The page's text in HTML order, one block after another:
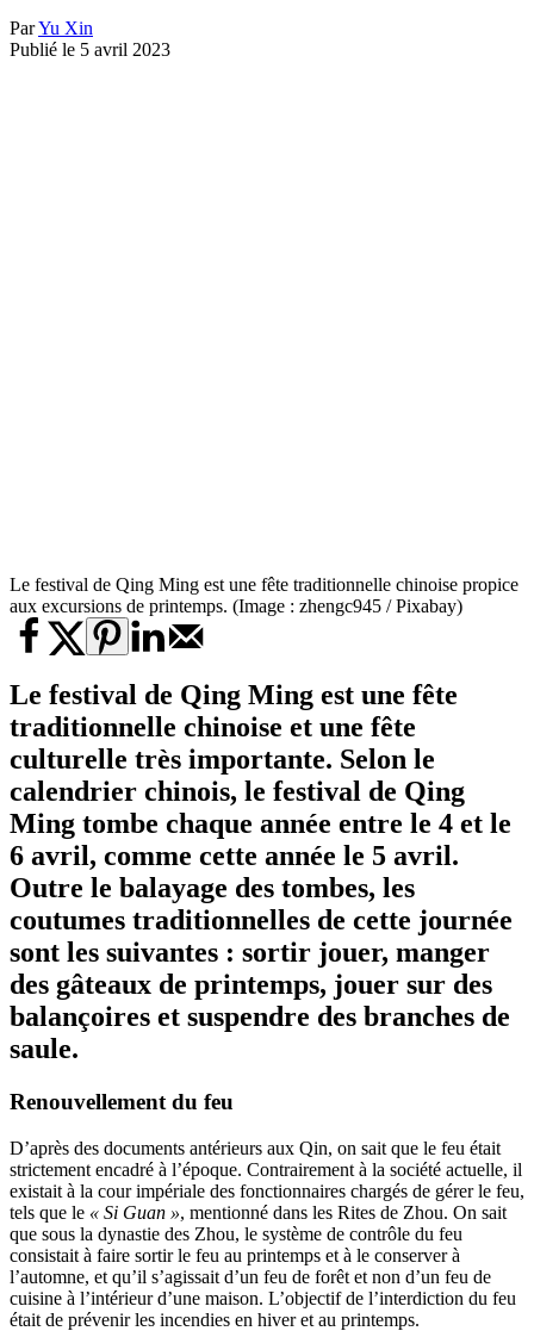
ParYu Xin
Publié le 5 avril 2023
Le festival de Qing Ming est une fête traditionnelle chinoise propice
aux excursions de printemps. (Image : zhengc945 / Pixabay)
Le festival de Qing Ming est une fête
traditionnelle chinoise et une fête
culturelle très importante. Selon le
calendrier chinois, le festival de Qing
Ming tombe chaque année entre le 4 et le
6 avril, comme cette année le 5 avril.
Outre le balayage des tombes, les
coutumes traditionnelles de cette journée
sont les suivantes : sortir jouer, manger
des gâteaux de printemps, jouer sur des
balançoires et suspendre des branches de
saule.
Renouvellement du feu
D’après des documents antérieurs aux Qin, on sait que le feu était
strictement encadré à l’époque. Contrairement à la société actuelle, il
existait à la cour impériale des fonctionnaires chargés de gérer le feu,
tels que le « Si Guan », mentionné dans les Rites de Zhou. On sait
que sous la dynastie des Zhou, le système de contrôle du feu
consistait à faire sortir le feu au printemps et à le conserver à
l’automne, et qu’il s’agissait d’un feu de forêt et non d’un feu de
cuisine à l’intérieur d’une maison. L’objectif de l’interdiction du feu
était de prévenir les incendies en hiver et au printemps.